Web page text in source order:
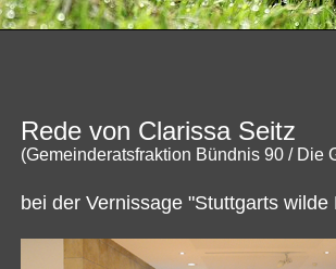
Rede von Clarissa Seitz
(Gemeinderatsfraktion Bündnis 90 / Die
bei der Vernissage "Stuttgarts wilde